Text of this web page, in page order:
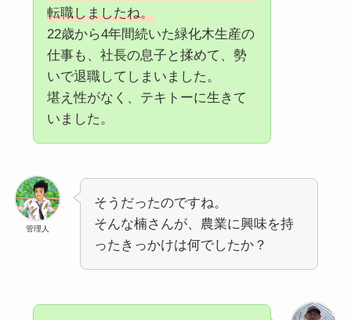
転職しましたね。
22歳から4年間続いた緑化木生産の
仕事も、社長の息子と揉めて、勢
いで退職してしまいました。
堪え性がなく、テキトーに生きて
いました。
管理人
そうだったのですね。
そんな楠さんが、農業に興味を持
ったきっかけは何でしたか？